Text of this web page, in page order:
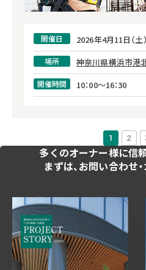
開催日 2026年4月11日（土）
場所 神奈川県横浜市港
開催時間 10：00～16：30
1 2
多くのオーナー様に信
まずは、お問い合わせ・